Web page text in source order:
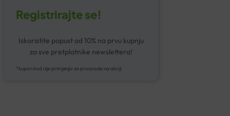
Registrirajte se!
Iskoristite popust od 10% na prvu kupnju
za sve pretplatnike newslettera!
*kupon kod nije primjenjiv za proizvode na akciji